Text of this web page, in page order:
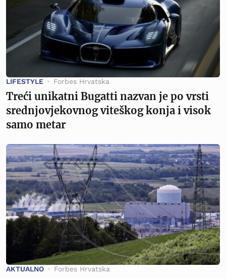
LIFESTYLE Forbes Hrvatska
Treći unikatni Bugatti nazvan je po vrsti
srednjovjekovnog viteškog konja i visok
samo metar
AKTUALNO Forbes Hrvatska